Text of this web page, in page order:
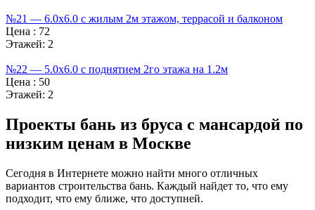
№21 — 6.0х6.0 с жилым 2м этажом, террасой и балконом
Цена : 72
Этажей: 2
№22 — 5.0х6.0 с поднятием 2го этажа на 1.2м
Цена : 50
Этажей: 2
Проекты бань из бруса с мансардой по
низким ценам в Москве
Сегодня в Интернете можно найти много отличных
вариантов строительства бань. Каждый найдет то, что ему
подходит, что ему ближе, что доступней.